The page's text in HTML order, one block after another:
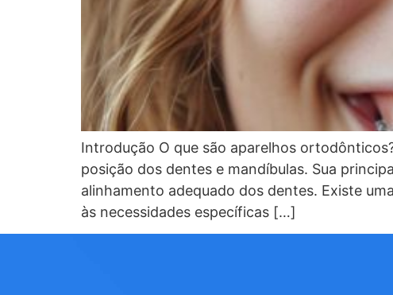
Introdução O que são aparelhos
posição dos dentes e mandíbulas. Sua
alinhamento adequado dos dentes. Existe
às necessidades específicas […]